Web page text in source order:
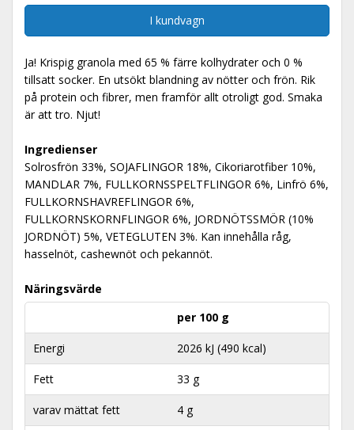
I kundvagn
Ja! Krispig granola med 65 % färre kolhydrater och 0 %
tillsatt socker. En utsökt blandning av nötter och frön. Rik
på protein och fibrer, men framför allt otroligt god. Smaka
är att tro. Njut!
Ingredienser
Solrosfrön 33%, SOJAFLINGOR 18%, Cikoriarotfiber 10%,
MANDLAR 7%, FULLKORNSSPELTFLINGOR 6%, Linfrö 6%,
FULLKORNSHAVREFLINGOR 6%,
FULLKORNSKORNFLINGOR 6%, JORDNÖTSSMÖR (10%
JORDNÖT) 5%, VETEGLUTEN 3%. Kan innehålla råg,
hasselnöt, cashewnöt och pekannöt.
Näringsvärde
per 100 g
Energi 2026 kJ (490 kcal)
Fett 33 g
varav mättat fett 4 g